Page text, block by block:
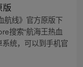
版
航线》官方原版下
搜索“航海王热血
统，可以到手机官